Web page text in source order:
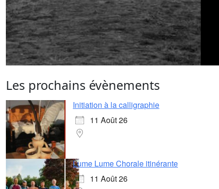
Les prochains évènements
Initiation à la calligraphie
11 Août 26
Lume Lume Chorale itinérante
11 Août 26